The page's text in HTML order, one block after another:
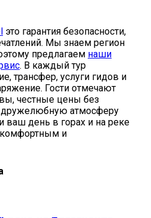
это гарантия безопасности,
Мы знаем регион
предлагаем наши
. В каждый тур
трансфер, услуги гидов и
Гости отмечают
честные цены без
атмосферу
ваш день в горах и на реке
комфортным и